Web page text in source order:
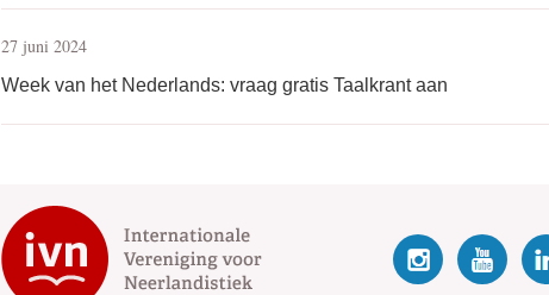
27 juni 2024
Week van het Nederlands: vraag gratis Taalkrant aan